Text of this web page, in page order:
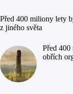
Před 400 miliony lety
z jiného světa
Před
obřích